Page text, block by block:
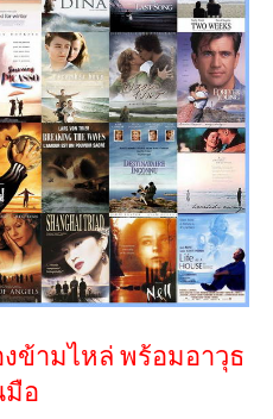
ข้ามไหล่ พร้อมอาวุธ
มือ